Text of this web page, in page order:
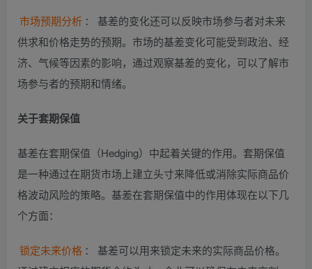
市场预期分析 ： 基差的变化还可以反映市场参与者对未来
供求和价格走势的预期。市场的基差变化可能受到政治、经
济、气候等因素的影响，通过观察基差的变化，可以了解市
场参与者的预期和情绪。
关于套期保值
基差在套期保值（Hedging）中起着关键的作用。套期保值
是一种通过在期货市场上建立头寸来降低或消除实际商品价
格波动风险的策略。基差在套期保值中的作用体现在以下几
个方面：
锁定未来价格 ： 基差可以用来锁定未来的实际商品价格。